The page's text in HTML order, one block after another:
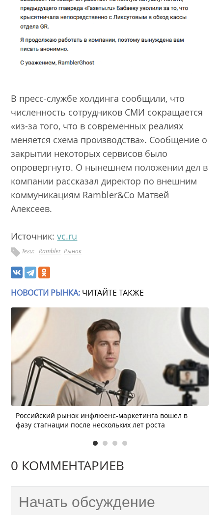
В пресс-службе холдинга сообщили, что
численность сотрудников СМИ сокращается
«из-за того, что в современных реалиях
меняется схема производства». Сообщение о
закрытии некоторых сервисов было
опровергнуто. О нынешнем положении дел в
компании рассказал директор по внешним
коммуникациям Rambler&Co Матвей
Алексеев.
Источник:vc.ru
Теги: Rambler Рынок
НОВОСТИ РЫНКА: ЧИТАЙТЕ ТАКЖЕ
Российский рынок инфлюенс-маркетинга вошел в
фазу стагнации после нескольких лет роста
0 КОММЕНТАРИЕВ